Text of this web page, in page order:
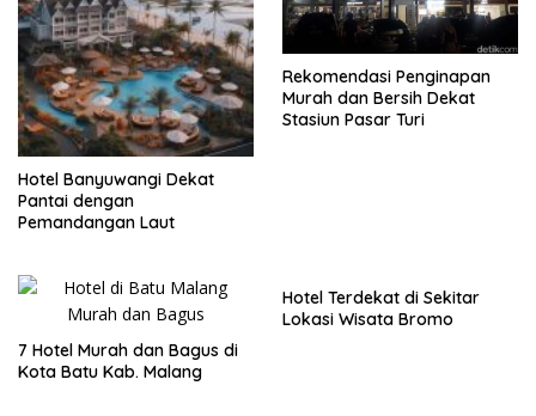
Hotel Banyuwangi Dekat
Pantai dengan
Pemandangan Laut
Rekomendasi Penginapan
Murah dan Bersih Dekat
Stasiun Pasar Turi
7 Hotel Murah dan Bagus di
Kota Batu Kab. Malang
Hotel Terdekat di Sekitar
Lokasi Wisata Bromo